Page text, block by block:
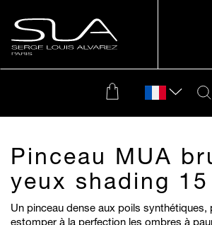
Pinceau MUA
yeux shading 15
Un pinceau dense aux poils synthétiques,